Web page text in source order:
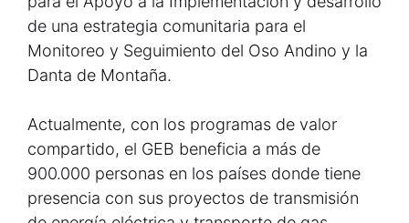
de una estrategia comunitaria para el
Monitoreo y Seguimiento del Oso Andino y la
Danta de Montaña.
Actualmente, con los programas de valor
compartido, el GEB beneficia a más de
900.000 personas en los países donde tiene
presencia con sus proyectos de transmisión